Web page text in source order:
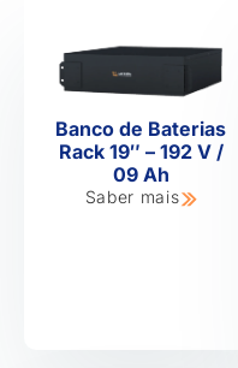
Banco de Baterias
Rack 19″ – 192 V /
09 Ah
Saber mais